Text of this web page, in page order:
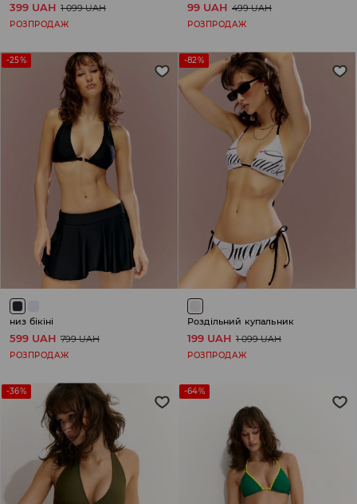
399 UAH 1 099 UAH
РОЗПРОДАЖ
99 UAH 499 UAH
РОЗПРОДАЖ
-25%
низ бікіні
599 UAH 799 UAH
РОЗПРОДАЖ
-82%
Роздільний купальник
199 UAH 1 099 UAH
РОЗПРОДАЖ
-36% -64%